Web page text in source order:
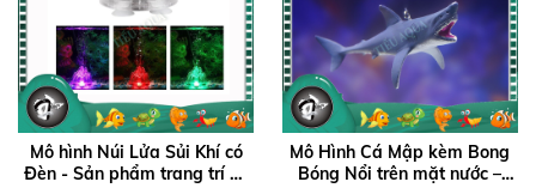
Mô hình Núi Lửa Sủi Khí có
Đèn - Sản phẩm trang trí hồ
Mô Hình Cá Mập kèm Bong
Bóng Nổi trên mặt nước –